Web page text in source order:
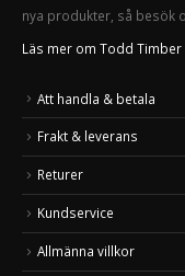
nya produkter, så besök
Läs mer om Todd Timber
Att handla & betala
Frakt & leverans
Returer
Kundservice
Allmänna villkor